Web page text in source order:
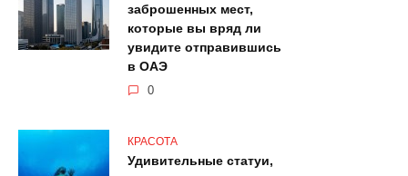
заброшенных мест,
которые вы вряд ли
увидите отправившись
в ОАЭ
0
КРАСОТА
Удивительные статуи,